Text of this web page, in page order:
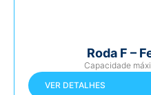
Roda F –
Capacidade
VER DETALHES